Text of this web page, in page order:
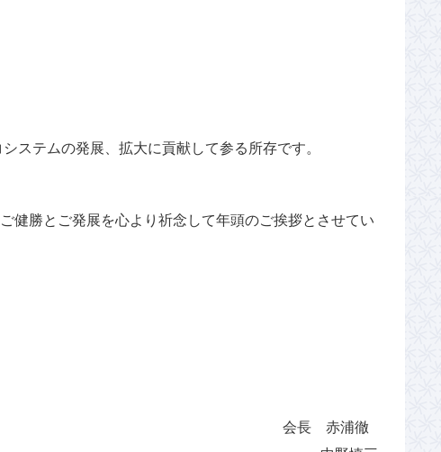
ステムの発展、拡大に貢献して参る所存です。
健勝とご発展を心より祈念して年頭のご挨拶とさせてい
会長 赤浦徹